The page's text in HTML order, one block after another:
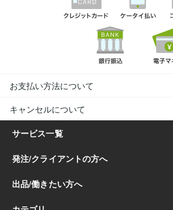
お支払い方法について
キャンセルについて